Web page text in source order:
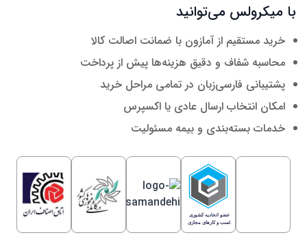
با میکرولس می‌توانید
خرید مستقیم از آمازون با ضمانت اصالت کالا
محاسبه شفاف و دقیق هزینه‌ها پیش از پرداخت
پشتیبانی فارسی‌زبان در تمامی مراحل خرید
امکان انتخاب ارسال عادی یا اکسپرس
خدمات بسته‌بندی و بیمه مسئولیت